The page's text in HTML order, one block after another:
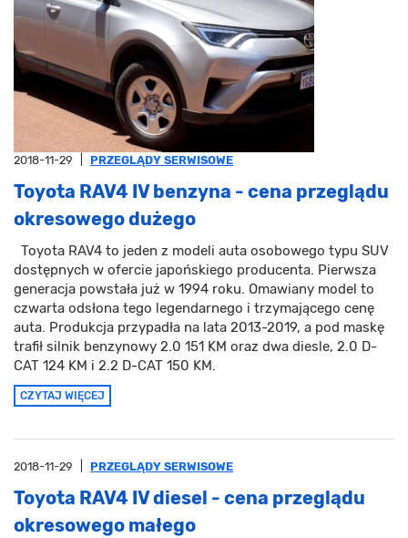
2018-11-29 PRZEGLĄDY SERWISOWE
Toyota RAV4 IV benzyna - cena przeglądu
okresowego dużego
Toyota RAV4 to jeden z modeli auta osobowego typu SUV
dostępnych w ofercie japońskiego producenta. Pierwsza
generacja powstała już w 1994 roku. Omawiany model to
czwarta odsłona tego legendarnego i trzymającego cenę
auta. Produkcja przypadła na lata 2013-2019, a pod maskę
trafił silnik benzynowy 2.0 151 KM oraz dwa diesle, 2.0 D-
CAT 124 KM i 2.2 D-CAT 150 KM.
CZYTAJ WIĘCEJ
2018-11-29 PRZEGLĄDY SERWISOWE
Toyota RAV4 IV diesel - cena przeglądu
okresowego małego